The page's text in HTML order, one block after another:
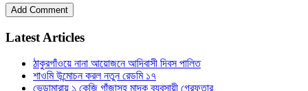
Latest Articles
ঠাকুরগাঁওয়ে নানা আয়োজনে আদিবাসী দিবস পালিত
শাওমি উন্মোচন করল নতুন রেডমি ১৭
ভেড়ামারায় ১ কেজি গাঁজাসহ মাদক ব্যবসায়ী গ্রেফতার